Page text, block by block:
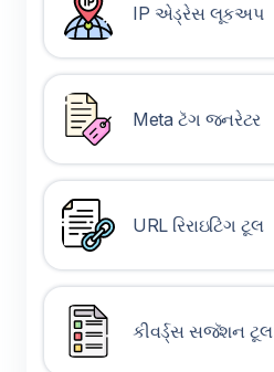
IP એડ્રેસ લૂકઅપ
Meta ટૅગ જનરેટર
URL રિરાઇટિંગ ટૂલ
કીવર્ડ્સ સજૅશન ટૂલ